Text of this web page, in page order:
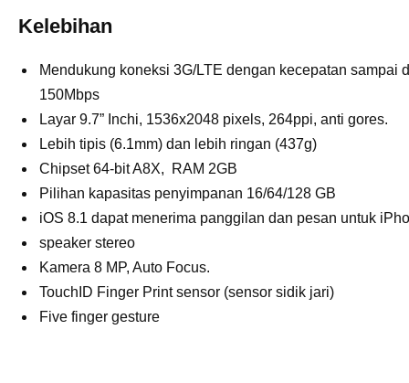
Kelebihan
Mendukung koneksi 3G/LTE dengan kecepatan sampai
150Mbps
Layar 9.7” Inchi, 1536x2048 pixels, 264ppi, anti gores.
Lebih tipis (6.1mm) dan lebih ringan (437g)
Chipset 64-bit A8X, RAM 2GB
Pilihan kapasitas penyimpanan 16/64/128 GB
iOS 8.1 dapat menerima panggilan dan pesan untuk
speaker stereo
Kamera 8 MP, Auto Focus.
TouchID Finger Print sensor (sensor sidik jari)
Five finger gesture